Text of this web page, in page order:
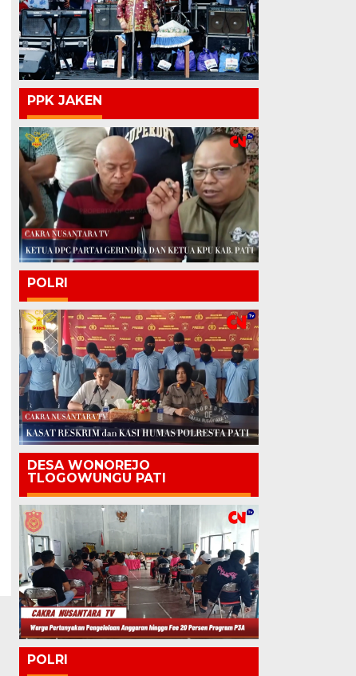
PPK JAKEN
POLRI
DESA WONOREJO
TLOGOWUNGU PATI
POLRI